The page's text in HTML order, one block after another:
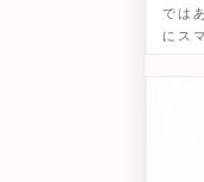
では
にス